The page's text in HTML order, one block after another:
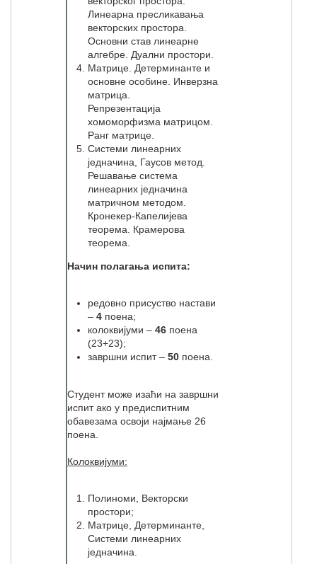
Линеарна пресликавања
векторских простора.
Основни став линеарне
алгебре. Дуални простори.
Матрице. Детерминанте и
основне особине. Инверзна
матрица.
Репрезентација
хомоморфизма матрицом.
Ранг матрице.
Системи линеарних
једначина, Гаусов метод.
Решавање система
линеарних једначина
матричном методом.
Кронекер-Капелијева
теорема. Крамерова
теорема.
Начин полагања испита:
редовно присуство настави
– 4поена;
колоквијуми – 46 поена
(23+23);
завршни испит – 50поена.
Студент може изаћи на завршни
испит ако у предиспитним
обавезама освоји најмање 26
поена.
Колоквијуми:
Полиноми, Векторски
простори;
Матрице, Детерминанте,
Системи линеарних
једначина.